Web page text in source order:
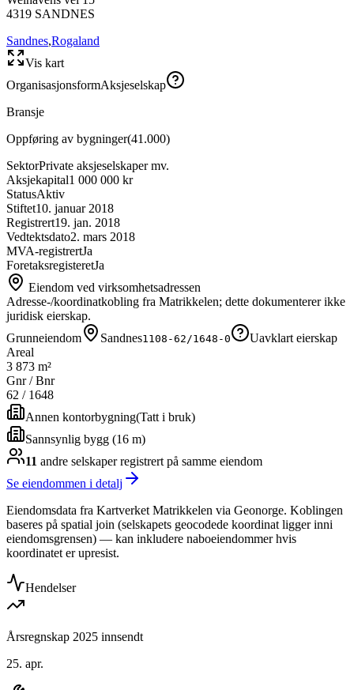
4319 SANDNES
Sandnes,Rogaland
Vis kart
OrganisasjonsformAksjeselskap
Bransje
Oppføring av bygninger(41.000)
SektorPrivate aksjeselskaper mv.
Aksjekapital1 000 000 kr
StatusAktiv
Stiftet10. januar 2018
Registrert19. jan. 2018
Vedtektsdato2. mars 2018
MVA-registrertJa
ForetaksregisteretJa
Eiendom ved virksomhetsadressen
Adresse-/koordinatkobling fra Matrikkelen; dette dokumenterer ikke
juridisk eierskap.
Grunneiendom
Sandnes1108-62/1648-0
Uavklart eierskap
Areal
3 873 m²
Gnr / Bnr
62 / 1648
Annen kontorbygning(Tatt i bruk)
Sannsynlig bygg (16 m)
11 andre selskaperregistrert på samme eiendom
Se eiendommen i detalj
Eiendomsdata fra Kartverket Matrikkelen via Geonorge. Koblingen
baseres på spatial join (selskapets geocodede koordinat ligger inni
eiendomsgrensen) — kan inkludere naboeiendommer hvis
koordinatet er upresist.
Hendelser
Årsregnskap 2025 innsendt
25. apr.